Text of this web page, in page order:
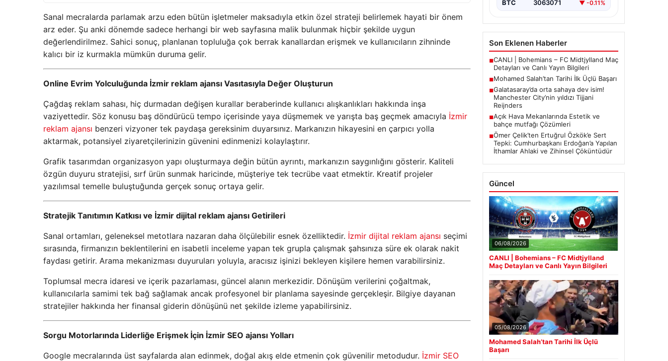
Sanal mecralarda parlamak arzu eden bütün işletmeler maksadıyla etkin özel strateji belirlemek hayati bir önem
arz eder. Şu anki dönemde sadece herhangi bir web sayfasına malik bulunmak hiçbir şekilde uygun
değerlendirilmez. Sahici sonuç, planlanan topluluğa çok berrak kanallardan erişmek ve kullanıcıların zihninde
kalıcı bir iz kurmakla mümkün duruma gelir.
Online Evrim Yolculuğunda İzmir reklam ajansı Vasıtasıyla Değer Oluşturun
Çağdaş reklam sahası, hiç durmadan değişen kurallar beraberinde kullanıcı alışkanlıkları hakkında inşa
vaziyettedir. Söz konusu baş döndürücü tempo içerisinde yaya düşmemek ve yarışta baş geçmek amacıyla İzmir
reklam ajansı benzeri vizyoner tek paydaşa gereksinim duyarsınız. Markanızın hikayesini en çarpıcı yolla
aktarmak, potansiyel ziyaretçilerinizin güvenini edinmenizi kolaylaştırır.
Grafik tasarımdan organizasyon yapı oluşturmaya değin bütün ayrıntı, markanızın saygınlığını gösterir. Kaliteli
özgün duyuru stratejisi, sırf ürün sunmak haricinde, müşteriye tek tecrübe vaat etmektir. Kreatif projeler
yazılımsal temelle buluştuğunda gerçek sonuç ortaya gelir.
Stratejik Tanıtımın Katkısı ve İzmir dijital reklam ajansı Getirileri
Sanal ortamları, geleneksel metotlara nazaran daha ölçülebilir esnek özelliktedir. İzmir dijital reklam ajansı seçimi
sırasında, firmanızın beklentilerini en isabetli inceleme yapan tek grupla çalışmak şahsınıza süre ek olarak nakit
faydası getirir. Arama mekanizması duyuruları yoluyla, aracısız işinizi bekleyen kişilere hemen varabilirsiniz.
Toplumsal mecra idaresi ve içerik pazarlaması, güncel alanın merkezidir. Dönüşüm verilerini çoğaltmak,
kullanıcılarla samimi tek bağ sağlamak ancak profesyonel bir planlama sayesinde gerçekleşir. Bilgiye dayanan
stratejiler hakkında her finansal giderin dönüşünü net şekilde izleme yapabilirsiniz.
Sorgu Motorlarında Liderliğe Erişmek İçin İzmir SEO ajansı Yolları
Google mecralarında üst sayfalarda alan edinmek, doğal akış elde etmenin çok güvenilir metodudur. İzmir SEO
BTC 3063071 ▼ -0.11%
Son Eklenen Haberler
■CANLI | Bohemians – FC Midtjylland Maç
Detayları ve Canlı Yayın Bilgileri
■Mohamed Salah’tan Tarihi İlk Üçlü Başarı
■Galatasaray’da orta sahaya dev isim!
Manchester City’nin yıldızı Tijjani
Reijnders
■Açık Hava Mekanlarında Estetik ve
bahçe mutfağı Çözümleri
■Ömer Çelik’ten Ertuğrul Özkök’e Sert
Tepki: Cumhurbaşkanı Erdoğan’a Yapılan
İthamlar Ahlaki ve Zihinsel Çöküntüdür
Güncel
06/08/2026
CANLI | Bohemians – FC Midtjylland
Maç Detayları ve Canlı Yayın Bilgileri
05/08/2026
Mohamed Salah’tan Tarihi İlk Üçlü
Başarı